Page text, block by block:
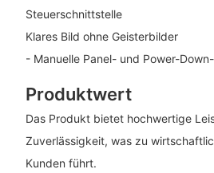
Steuerschnittstelle
Klares Bild ohne Geisterbilder
- Manuelle Panel- und Power-
Produktwert
Das Produkt bietet hochwertige
Zuverlässigkeit, was zu
Kunden führt.